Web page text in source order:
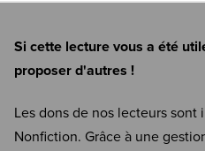
Si cette lecture vous a été
proposer d'autres !
Les dons de nos lecteurs sont
Nonfiction. Grâce à une